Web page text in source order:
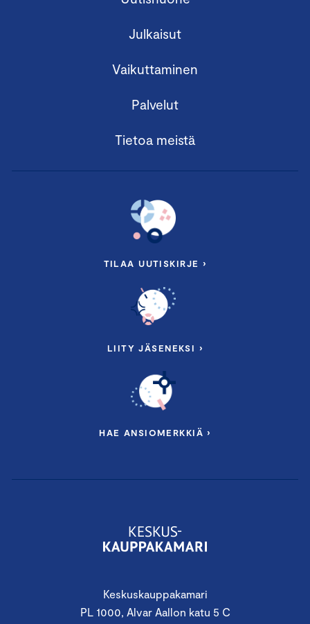
Keskuskauppakamari
PL 1000, Alvar Aallon katu 5 C
Julkaisut
Vaikuttaminen
Palvelut
Tietoa meistä
TILAA UUTISKIRJE ›
LIITY JÄSENEKSI ›
HAE ANSIOMERKKIÄ ›